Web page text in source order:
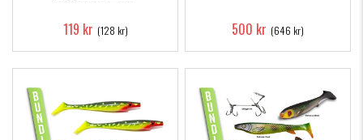
119 kr (128 kr) 500 kr (646 kr)